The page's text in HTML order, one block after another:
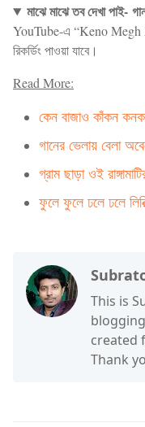
মাঝে মাঝে তব দেখা পাই-
YouTube-এ “Keno Megh
রিকর্ডিং পাওয়া যাবে।
Read More:
কেন বাজাও কাঁকন
গানের ভেলায় বেলা
গ্রাম ছাড়া ওই
ফুলে ফুলে ঢলে ঢলে
This is
created
Thank